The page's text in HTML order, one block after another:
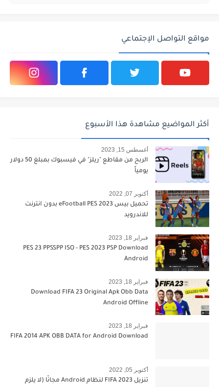
مواقع التواصل الإجتماعي
أكثر المواضيع مشاهدة هذا الأسبوع
أغسطس 15, 2023
الربح من مقاطع "ريلز" في فيسبوك بمبلغ 50 دولار
يومياً
أكتوبر 07, 2022
تحميل بيس 2023 eFootball PES بدون انترنت
للاندرويد
فبراير 18, 2023
PES 23 PPSSPP ISO - PES 2023 PSP Download
Android
فبراير 18, 2023
Download FIFA 23 Original Apk Obb Data
Android Offline
فبراير 18, 2023
FIFA 2014 APK OBB DATA for Android Download
أكتوبر 05, 2022
تنزيل FIFA 2023 لنظام Android مجانًا (لا يلزم